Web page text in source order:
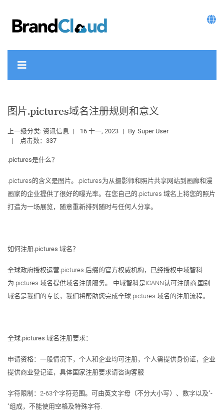
图片.pictures域名注册规则和意义
上一级分类: 资讯信息 16 十一, 2023 By Super User
点击数：337
.pictures是什么？
.pictures的含义是图片。.pictures为从摄影师和照片共享网站到画廊和漫
画家的企业提供了很好的曝光率。在您自己的.pictures 域名上将您的照片
打造为一场展览，随意重新排列随时与任何人分享。
如何注册.pictures 域名？
全球政府授权运营.pictures 后缀的官方权威机构，已经授权中域智科
为.pictures 域名提供域名注册服务。 中域智科是ICANN认可注册商,国别
域名是我们的专长，我们将帮助您完成全球.pictures 域名的注册流程。
全球.pictures 域名注册要求：
申请资格：一般情况下，个人和企业均可注册，个人需提供身份证，企业
提供商业登记证，具体国家注册要求请咨询客服
字符限制：2-63个字符范围。可由英文字母（不分大小写）、数字以及"-
"组成，不能使用空格及特殊字符.